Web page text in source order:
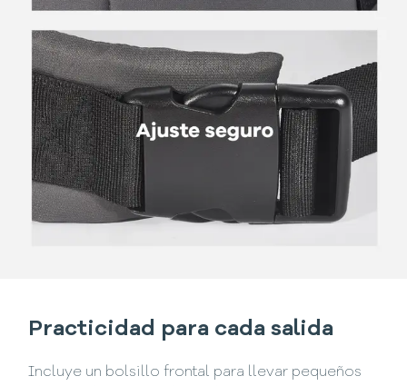
Practicidad para cada salida
Incluye un bolsillo frontal para llevar pequeños